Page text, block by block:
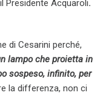
Presidente Acquaroli.
di Cesarini perché,
lampo che proietta in
sospeso, infinito, per
la differenza, non ci